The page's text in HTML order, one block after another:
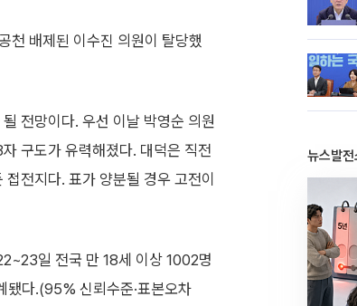
천 배제된 이수진 의원이 탈당했
전망이다. 우선 이날 박영순 의원
구도가 유력해졌다. 대덕은 직전
전지다. 표가 양분될 경우 고전이
일 전국 만 18세 이상 1002명
다.(95% 신뢰수준·표본오차
뉴스발전